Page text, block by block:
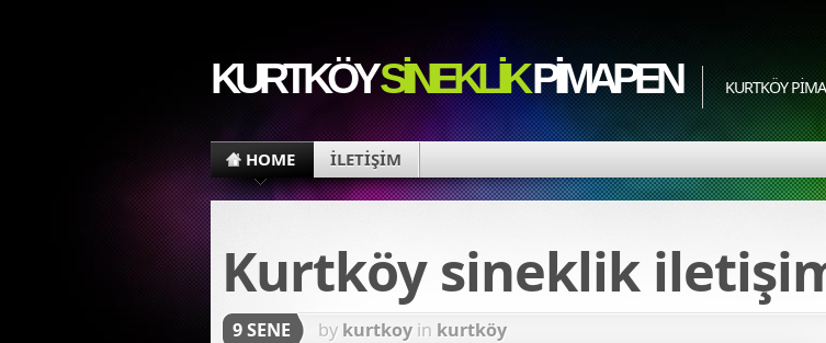
KURTKÖYSINEKLIKPIMAPEN KURTKÖY
HOME İLETİŞİM
Kurtköy sineklik
9 SENE by kurtkoy in kurtköy